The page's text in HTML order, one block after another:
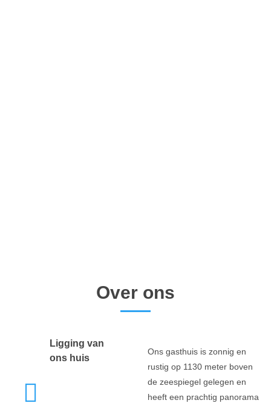
Over ons
Ligging van
ons huis
Ons gasthuis is zonnig en
rustig op 1130 meter boven
de zeespiegel gelegen en
heeft een prachtig panorama